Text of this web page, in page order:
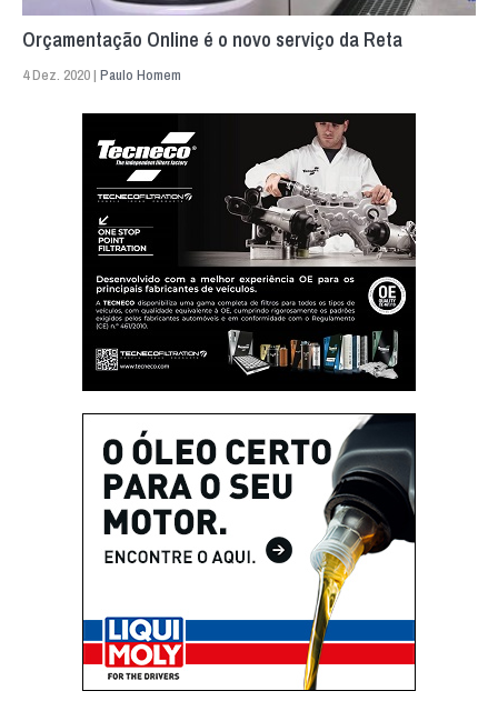
Orçamentação Online é o novo serviço da Reta
4 Dez. 2020 | Paulo Homem